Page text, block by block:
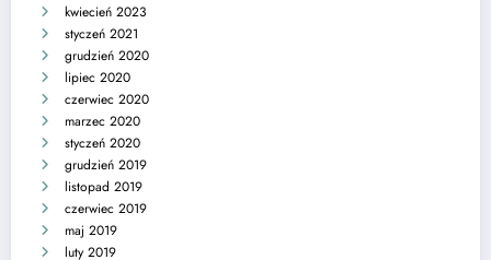
kwiecień 2023
styczeń 2021
grudzień 2020
lipiec 2020
czerwiec 2020
marzec 2020
styczeń 2020
grudzień 2019
listopad 2019
czerwiec 2019
maj 2019
luty 2019